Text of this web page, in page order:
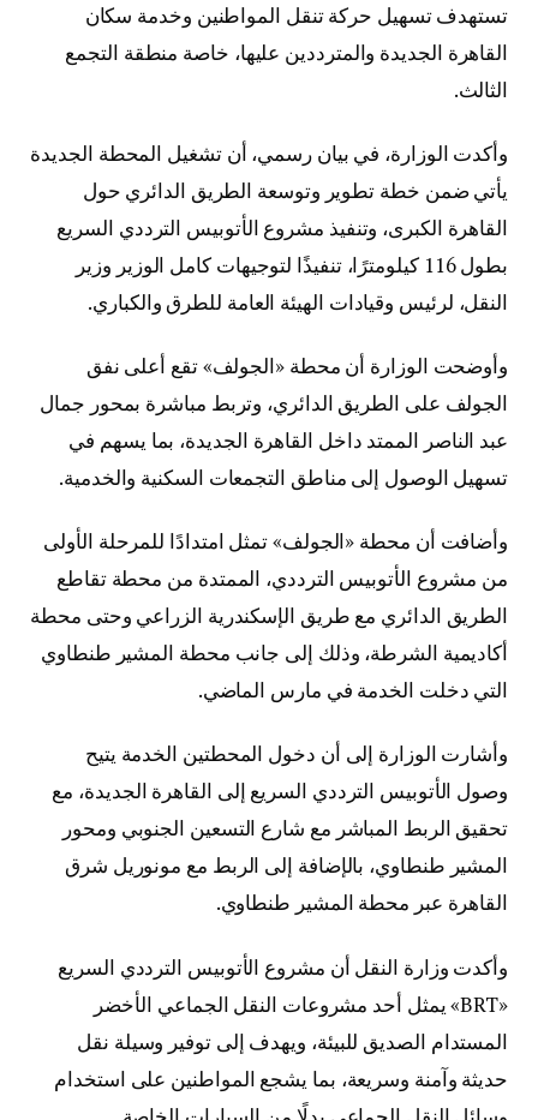
تستهدف تسهيل حركة تنقل المواطنين وخدمة سكان
القاهرة الجديدة والمترددين عليها، خاصة منطقة التجمع
الثالث.
وأكدت الوزارة، في بيان رسمي، أن تشغيل المحطة الجديدة
يأتي ضمن خطة تطوير وتوسعة الطريق الدائري حول
القاهرة الكبرى، وتنفيذ مشروع الأتوبيس الترددي السريع
بطول 116 كيلومترًا، تنفيذًا لتوجيهات
كامل الوزير وزير
النقل، لرئيس وقيادات الهيئة العامة للطرق والكباري.
وأوضحت الوزارة أن محطة «الجولف» تقع أعلى نفق
الجولف على الطريق الدائري، وتربط مباشرة بمحور جمال
عبد الناصر الممتد داخل القاهرة الجديدة، بما يسهم في
تسهيل الوصول إلى مناطق التجمعات السكنية والخدمية.
وأضافت أن محطة «الجولف» تمثل امتدادًا للمرحلة الأولى
من مشروع الأتوبيس الترددي، الممتدة من محطة تقاطع
الطريق الدائري مع طريق الإسكندرية الزراعي وحتى محطة
أكاديمية الشرطة، وذلك إلى جانب محطة المشير طنطاوي
التي دخلت الخدمة في مارس الماضي.
وأشارت الوزارة إلى أن دخول المحطتين الخدمة يتيح
وصول الأتوبيس الترددي السريع إلى القاهرة الجديدة، مع
تحقيق الربط المباشر مع شارع التسعين الجنوبي ومحور
المشير طنطاوي، بالإضافة إلى الربط مع مونوريل شرق
القاهرة عبر محطة المشير طنطاوي.
وأكدت وزارة النقل أن مشروع الأتوبيس الترددي السريع
«BRT» يمثل أحد مشروعات النقل الجماعي الأخضر
المستدام الصديق للبيئة، ويهدف إلى توفير وسيلة نقل
حديثة وآمنة وسريعة، بما يشجع المواطنين على استخدام